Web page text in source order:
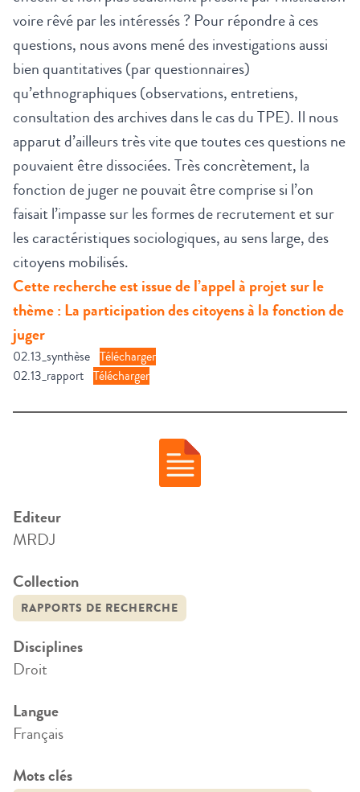
voire rêvé par les intéressés ? Pour répondre à ces
questions, nous avons mené des investigations aussi
bien quantitatives (par questionnaires)
qu’ethnographiques (observations, entretiens,
consultation des archives dans le cas du TPE). Il nous
apparut d’ailleurs très vite que toutes ces questions ne
pouvaient être dissociées. Très concrètement, la
fonction de juger ne pouvait être comprise si l’on
faisait l’impasse sur les formes de recrutement et sur
les caractéristiques sociologiques, au sens large, des
citoyens mobilisés.
Cette recherche est issue de l’appel à projet sur le
thème : La participation des citoyens à la fonction de
juger
02.13_synthèse Télécharger
02.13_rapport Télécharger
Editeur
MRDJ
Collection
RAPPORTS DE RECHERCHE
Disciplines
Droit
Langue
Français
Mots clés